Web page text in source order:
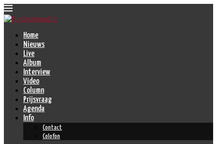
Home
Nieuws
Live
Album
Interview
Video
Column
Prijsvraag
Agenda
Info
Contact
Colofon